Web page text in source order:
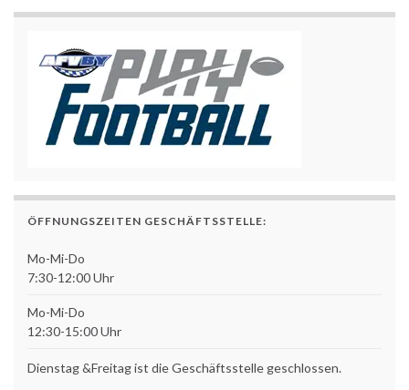
ÖFFNUNGSZEITEN GESCHÄFTSSTELLE:
Mo-Mi-Do
7:30-12:00 Uhr
Mo-Mi-Do
12:30-15:00 Uhr
Dienstag &Freitag ist die Geschäftsstelle geschlossen.